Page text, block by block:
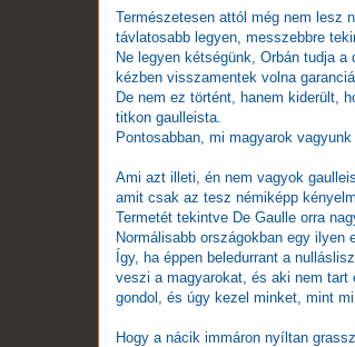
Természetesen attól még nem lesz
távlatosabb legyen, messzebbre
Ne legyen kétségünk, Orbán tudja
kézben visszamentek volna
De nem ez történt, hanem kiderült,
titkon gaulleista.
Pontosabban, mi magyarok
Ami azt illeti, én nem vagyok
amit csak az tesz némiképp
Termetét tekintve De Gaulle orra
Normálisabb országokban egy ilyen
Így, ha éppen beledurrant a
veszi a magyarokat, és aki nem tart
gondol, és úgy kezel minket, mint
Hogy a nácik immáron nyíltan